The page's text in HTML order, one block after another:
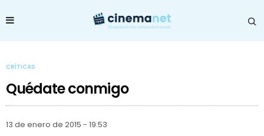
CRÍTICAS
Quédate conmigo
13 de enero de 2015 - 19:53